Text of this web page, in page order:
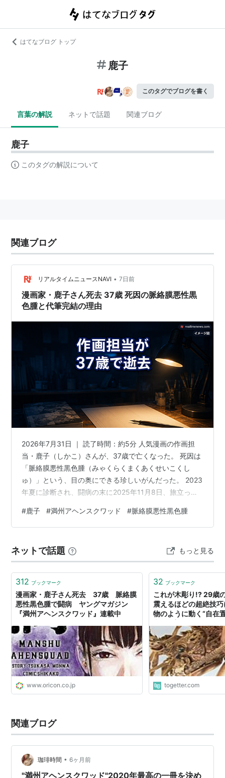
はてなブログ トップ
鹿子
このタグでブログを書く
言葉の解説 ネットで話題 関連ブログ
鹿子
このタグの解説について
関連ブログ
リアルタイムニュースNAVI • 7日前
漫画家・鹿子さん死去 37歳 死因の脈絡膜悪性黒
色腫と代筆完結の理由
2026年7月31日 ｜ 読了時間：約5分 人気漫画の作画担
当・鹿子（しかこ）さんが、37歳で亡くなった。 死因は
「脈絡膜悪性黒色腫（みゃくらくまくあくせいこくし
ゅ）」という、目の奥にできる珍しいがんだった。 2023
年夏に診断され、闘病の末に2025年11月8日、旅立っ
公式Xで伝えられたのは、それから約6週間後のこと。 鹿
子さんはあの緻密な絵で読者を引き込んできた、人気作
り必要とする仕事の人が、なぜ視界を奪う病と闘うこと
になったのか。 この記事でわかること 鹿子さんの死因は
眼の希少がんだっ…
#鹿子 #満州アヘンスクワッド #脈絡膜悪性黒色腫
ネットで話題 もっと見る
312 ブックマーク
漫画家・鹿子さん死去 37歳 脈絡膜
悪性黒色腫で闘病 ヤングマガジン
『満州アヘンスクワッド』連載中
www.oricon.co.jp
32 ブックマーク
これが木彫り!? 29歳
震えるほどの超絶技
物のように動く“自在
togetter.com
関連ブログ
珈琲時間 • 6ヶ月前
"満州アヘンスクワッド"2020年最高の一冊を決め